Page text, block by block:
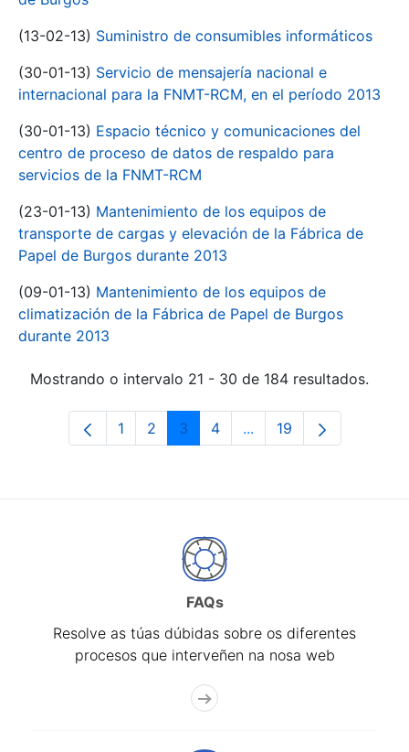
(13-02-13) Suministro de consumibles informáticos
(30-01-13) Servicio de mensajería nacional e
internacional para la FNMT-RCM, en el período 2013
(30-01-13) Espacio técnico y comunicaciones del
centro de proceso de datos de respaldo para
servicios de la FNMT-RCM
(23-01-13) Mantenimiento de los equipos de
transporte de cargas y elevación de la Fábrica de
Papel de Burgos durante 2013
(09-01-13) Mantenimiento de los equipos de
climatización de la Fábrica de Papel de Burgos
durante 2013
Mostrando o intervalo 21 - 30 de 184 resultados.
Páxina
1 Páxina
2 Páxina
3 Páxina
4 ...Páxinas intermedias
Páxina
19
FAQs
Resolve as túas dúbidas sobre os diferentes
procesos que interveñen na nosa web